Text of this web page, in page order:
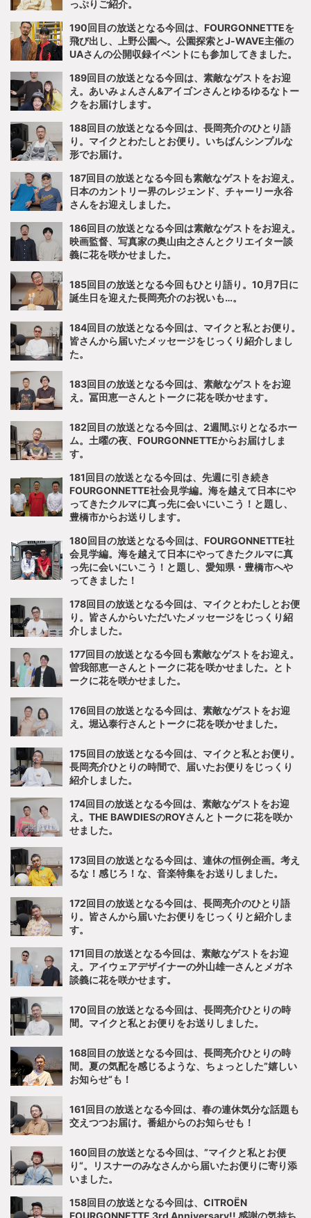
っぷりご紹介。
190回目の放送となる今回は、FOURGONNETTEを
飛び出し、上野公園へ。公園探索とJ-WAVE主催の
UAさんの公開収録イベントにも参加してきました。
189回目の放送となる今回は、素敵なゲストをお迎
え。あいみょんさん&アイゴンさんとゆるゆるなトー
クをお届けします。
188回目の放送となる今回は、長岡亮介のひとり語
り。マイクとわたしとお便り。いちばんシンプルな
形でお届け。
187回目の放送となる今回も素敵なゲストをお迎え。
日本のカントリー界のレジェンド、チャーリー永谷
さんをお迎えしました。
186回目の放送となる今回は素敵なゲストをお迎え。
映画監督、写真家の奥山由之さんとクリエイター談
義に花を咲かせました。
185回目の放送となる今回もひとり語り。10月7日に
誕生日を迎えた長岡亮介のお祝いも…。
184回目の放送となる今回は、マイクと私とお便り。
皆さんから届いたメッセージをじっくり紹介しまし
た。
183回目の放送となる今回は、素敵なゲストをお迎
え。冨田恵一さんとトークに花を咲かせます。
182回目の放送となる今回は、2週間ぶりとなるホー
ム。土曜の夜、FOURGONNETTEからお届けしま
す。
181回目の放送となる今回は、先週に引き続き
FOURGONNETTE社会見学編。海を越えて日本にや
ってきたクルマに真っ先に会いにいこう！と題し、
豊橋市からお送りします。
180回目の放送となる今回は、FOURGONNETTE社
会見学編。海を越えて日本にやってきたクルマに真
っ先に会いにいこう！と題し、愛知県・豊橋市へや
ってきました！
178回目の放送となる今回は、マイクとわたしとお便
り。皆さんからいただいたメッセージをじっくり紹
介しました。
177回目の放送となる今回も素敵なゲストをお迎え。
曽我部恵一さんとトークに花を咲かせました。とト
ークに花を咲かせました。
176回目の放送となる今回は、素敵なゲストをお迎
え。堀込泰行さんとトークに花を咲かせました。
175回目の放送となる今回は、マイクと私とお便り。
長岡亮介ひとりの時間で、届いたお便りをじっくり
紹介しました。
174回目の放送となる今回は、素敵なゲストをお迎
え。THE BAWDIESのROYさんとトークに花を咲か
せました。
173回目の放送となる今回は、連休の恒例企画。考え
るな！感じろ！な、音楽特集をお送りしました。
172回目の放送となる今回は、長岡亮介のひとり語
り。皆さんから届いたお便りをじっくりと紹介しま
す。
171回目の放送となる今回は、素敵なゲストをお迎
え。アイウェアデザイナーの外山雄一さんとメガネ
談義に花を咲かせます。
170回目の放送となる今回は、長岡亮介ひとりの時
間。マイクと私とお便りをお送りしました。
168回目の放送となる今回は、長岡亮介ひとりの時
間。夏の気配を感じるような、ちょっとした”嬉しい
お知らせ“も！
161回目の放送となる今回は、春の連休気分な話題も
交えつつお届け。番組からのお知らせも！
160回目の放送となる今回は、”マイクと私とお便
り“。リスナーのみなさんから届いたお便りに寄り添
いました。
158回目の放送となる今回は、CITROËN
FOURGONNETTE 3rd Anniversary!! 感謝の気持ち